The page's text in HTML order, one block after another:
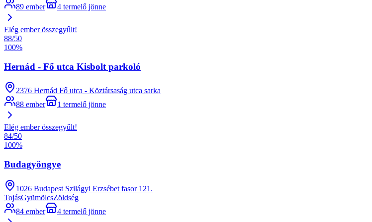
89 ember
4 termelő jönne
Elég ember összegyűlt!
88/50
100%
Hernád - Fő utca Kisbolt parkoló
2376 Hernád Fő utca - Köztársaság utca sarka
88 ember
1 termelő jönne
Elég ember összegyűlt!
84/50
100%
Budagyöngye
1026 Budapest Szilágyi Erzsébet fasor 121.
TojásGyümölcsZöldség
84 ember
4 termelő jönne